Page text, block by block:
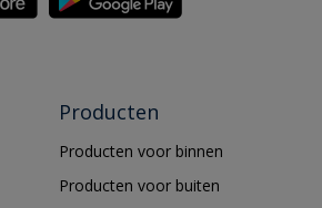
Producten
Producten voor binnen
Producten voor buiten